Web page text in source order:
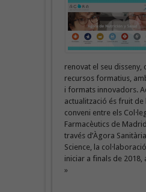
renovat el seu disseny,
recursos formatius,
i formats innovadors.
actualització és fruit de
conveni entre els
Farmacèutics de
través d’Àgora
Science, la
iniciar a finals de 2018,
»